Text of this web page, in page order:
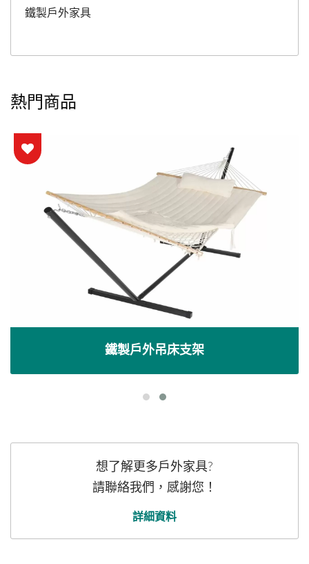
鐵製戶外家具
熱門商品
鐵製戶外吊床支架
想了解更多戶外家具?
請聯絡我們，感謝您！
詳細資料